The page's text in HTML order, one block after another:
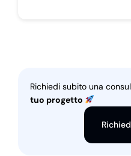
Richiedi subito una
tuo progetto